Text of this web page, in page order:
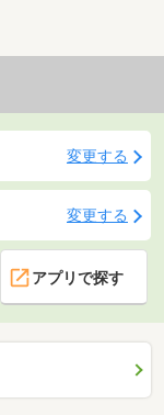
変更する
変更する
アプリで探す